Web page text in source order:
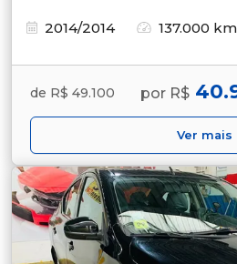
2014/2014
137.000 km
de R$ 49.100 por R$
Ver mais